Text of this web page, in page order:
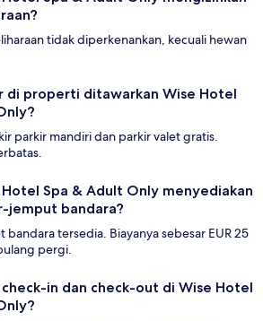
tidak diperkenankan, kecuali hewan
di properti ditawarkan Wise Hotel
parkir mandiri dan parkir valet gratis.
Spa & Adult Only menyediakan
jemput bandara?
bandara tersedia. Biayanya sebesar EUR 25
pergi.
in dan check-out di Wise Hotel